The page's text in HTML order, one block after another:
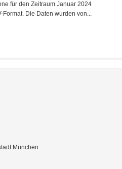
für den Zeitraum Januar 2024
Format. Die Daten wurden von...
München